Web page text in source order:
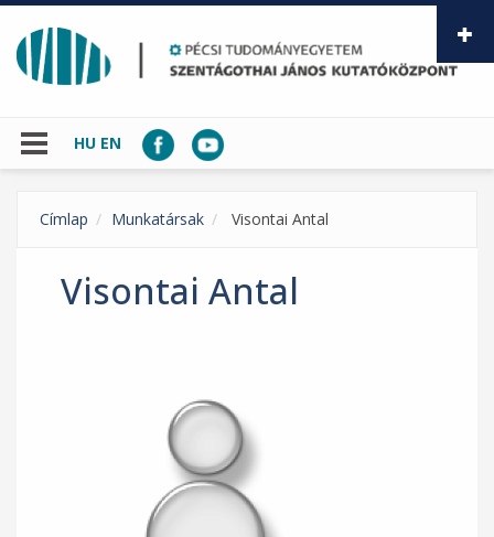
Ugrás a tartalomra
HU EN
Címlap Munkatársak Visontai Antal
Visontai Antal